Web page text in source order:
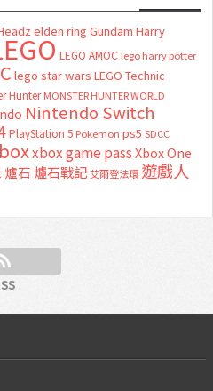
elden ring Gundam Harry
LEGO AMOC lego harry potter
lego star wars LEGO Technic
Hunter MONSTER HUNTER WORLD
Nintendo Switch
PlayStation 5 Pokemon ps5 SDCC
xbox game passXbox One
爐石 爐石戰記艾爾登法環 遊戲人